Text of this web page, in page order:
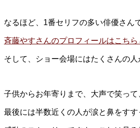
なるほど、1番セリフの多い俳優さん
斉藤やすさんのプロフィールはこち
そして、ショー会場にはたくさんの人
子供からお年寄りまで、大声で笑って
最後には半数近くの人が涙と鼻をすす